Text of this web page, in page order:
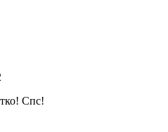
Спс!